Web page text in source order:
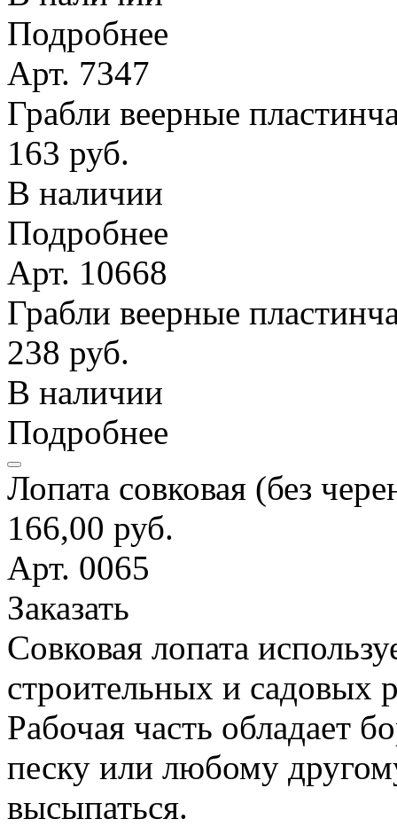
Подробнее
Арт. 7347
Грабли веерные
163 руб.
В наличии
Подробнее
Арт. 10668
Грабли веерные
238 руб.
В наличии
Подробнее
Лопата совковая (без
166,00 руб.
Арт. 0065
Заказать
Совковая лопата
строительных и садовых
Рабочая часть обладает
песку или любому
высыпаться.